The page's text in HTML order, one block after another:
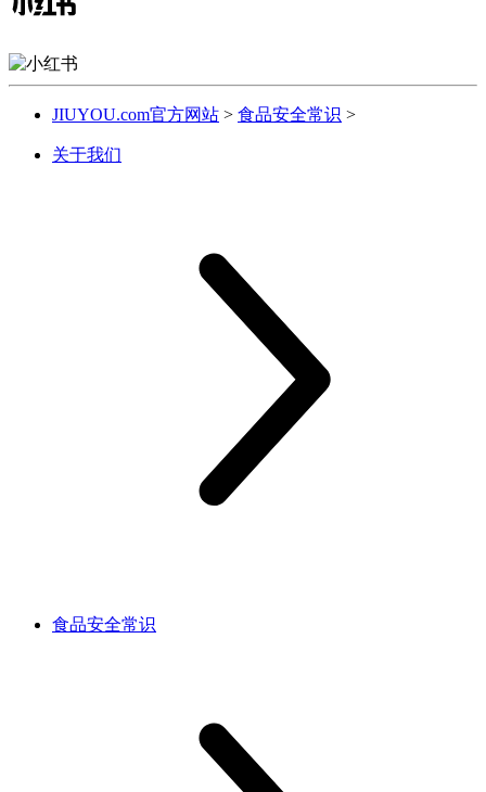
JIUYOU.com官方网站 > 食品安全常识 >
关于我们
食品安全常识